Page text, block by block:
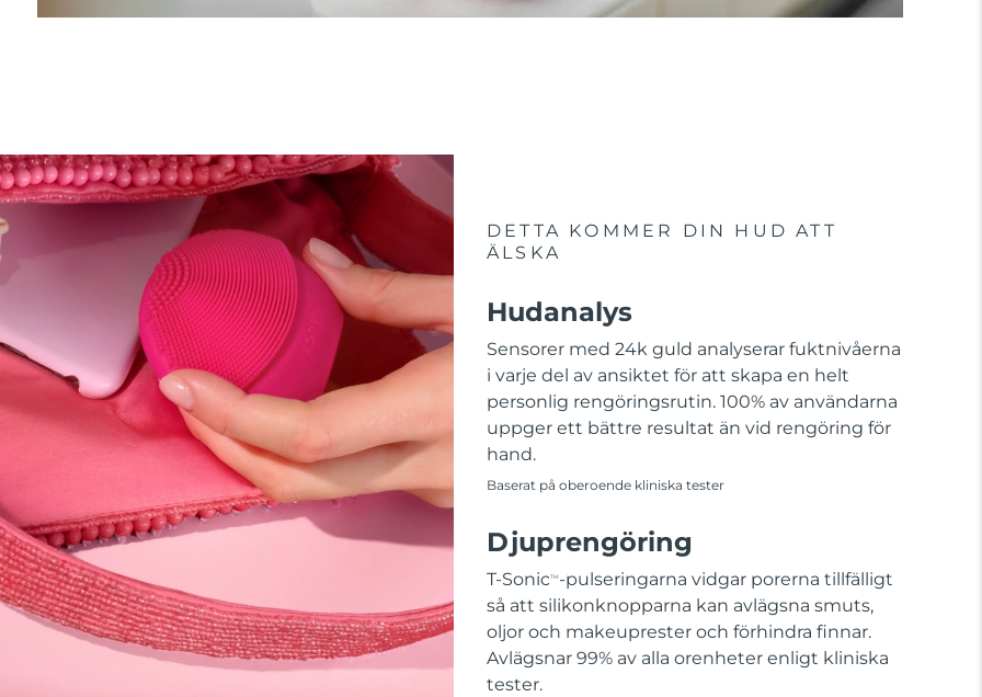
DETTA KOMMER DIN HUD ATT
ÄLSKA
Hudanalys
Sensorer med 24k guld analyserar fuktnivåerna
i varje del av ansiktet för att skapa en helt
personlig rengöringsrutin. 100% av användarna
uppger ett bättre resultat än vid rengöring för
hand.
Baserat på oberoende kliniska tester
Djuprengöring
T-SonicTM -pulseringarna vidgar porerna tillfälligt
så att silikonknopparna kan avlägsna smuts,
oljor och makeuprester och förhindra finnar.
Avlägsnar 99% av alla orenheter enligt kliniska
tester.